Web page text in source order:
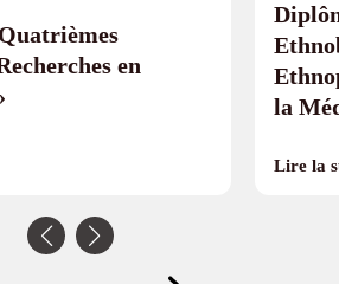
en
la
Lire la